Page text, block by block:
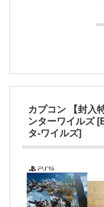
カプコン 【封入
ンターワイルズ
タ-ワイルズ]